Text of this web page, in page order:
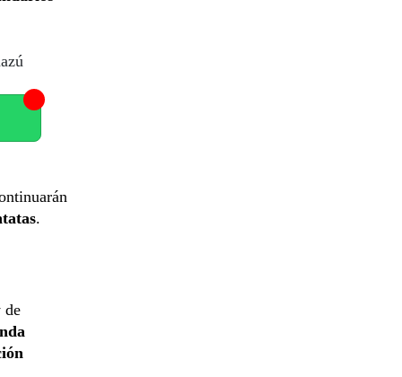
.
de